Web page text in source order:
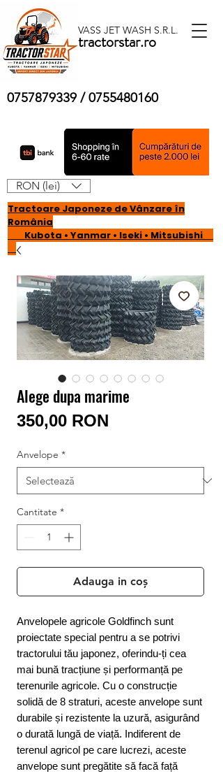
VASS JET WASH S.R.L.
tractorstar.ro
0757879339 /0755480160
Tractoare Japoneze de Vânzare în
România
Kubota • Yanmar • Iseki • Mitsubishi
Conectează-te/Înregistrează-te
RON (lei)
Alege dupa marime
350,00 RON
Anvelope *
Cantitate *
Adauga in coș
Anvelopele agricole Goldfinch sunt
proiectate special pentru a se potrivi
tractorului tău japonez, oferindu-ți cea
mai bună tracțiune și performanță pe
terenurile agricole. Cu o construcție
solidă de 8 straturi, aceste anvelope sunt
durabile și rezistente la uzură, asigurând
o durată lungă de viață. Indiferent de
terenul agricol pe care lucrezi, aceste
anvelope sunt pregătite să facă față